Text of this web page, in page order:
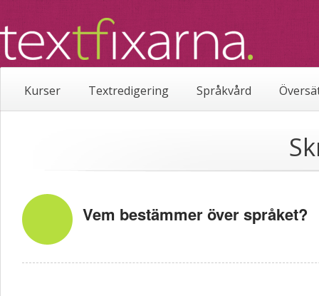
Kurser Textredigering Språkvård
Vem bestämmer över språket?